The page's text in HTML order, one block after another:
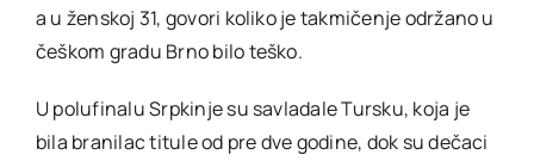
a u ženskoj 31, govori koliko je takmičenje održano u
češkom gradu Brno bilo teško.
U polufinalu Srpkinje su savladale Tursku, koja je
bila branilac titule od pre dve godine, dok su dečaci